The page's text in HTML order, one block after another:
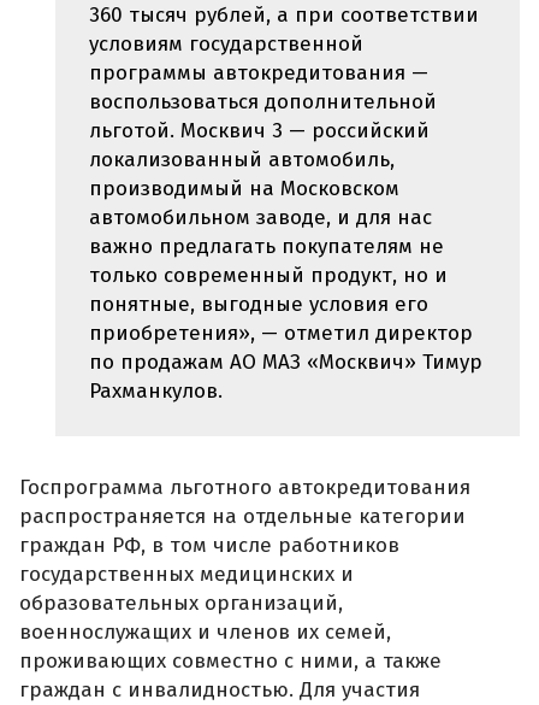
360 тысяч рублей, а при соответствии
условиям государственной
программы автокредитования —
воспользоваться дополнительной
льготой. Москвич 3 — российский
локализованный автомобиль,
производимый на Московском
автомобильном заводе, и для нас
важно предлагать покупателям не
только современный продукт, но и
понятные, выгодные условия его
приобретения», — отметил директор
по продажам АО МАЗ «Москвич» Тимур
Рахманкулов.
Госпрограмма льготного автокредитования
распространяется на отдельные категории
граждан РФ, в том числе работников
государственных медицинских и
образовательных организаций,
военнослужащих и членов их семей,
проживающих совместно с ними, а также
граждан с инвалидностью. Для участия